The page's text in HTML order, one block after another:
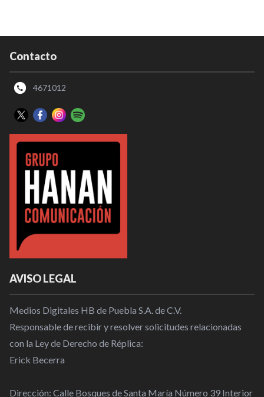
Contacto
4671012
AVISO LEGAL
Medios Digitales HB de Puebla S.A. de C.V.
Responsable de recibir y resolver solicitudes relacionadas
con la Ley de Derecho de Réplica:
Erick Becerra
Dirección: Calle Bosques de Santa María Número 39 Interior